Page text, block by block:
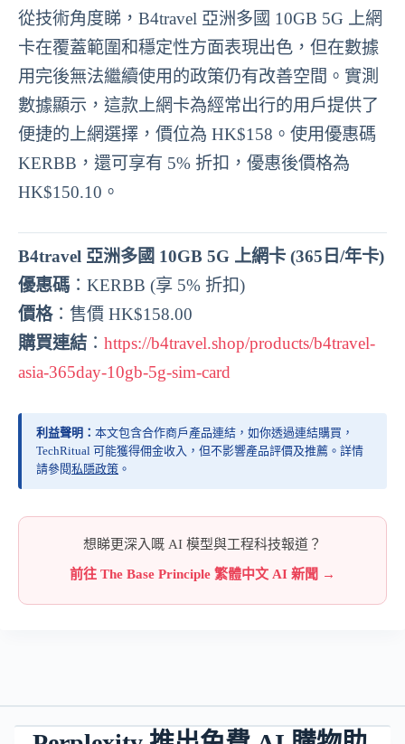
從技術角度睇，B4travel 亞洲多國 10GB 5G 上網
卡在覆蓋範圍和穩定性方面表現出色，但在數據
用完後無法繼續使用的政策仍有改善空間。實測
數據顯示，這款上網卡為經常出行的用戶提供了
便捷的上網選擇，價位為 HK$158。使用優惠碼
KERBB，還可享有 5% 折扣，優惠後價格為
HK$150.10。
B4travel 亞洲多國 10GB 5G 上網卡 (365日/年卡)
優惠碼 ：KERBB (享 5% 折扣)
價格：售價 HK$158.00
購買連結 ： https://b4travel.shop/products/b4travel-
asia-365day-10gb-5g-sim-card
利益聲明： 本文包含合作商戶產品連結，如你透過連結購買，
TechRitual 可能獲得佣金收入，但不影響產品評價及推薦。詳情
請參閱私隱政策 。
想睇更深入嘅 AI 模型與工程科技報道？
前往 The Base Principle 繁體中文 AI 新聞 →